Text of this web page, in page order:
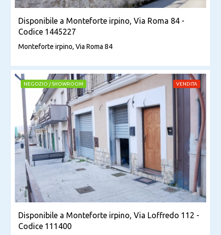
Disponibile a Monteforte irpino, Via Roma 84 -
Codice 1445227
Monteforte irpino, Via Roma 84
NEGOZIO / SHOWROOM VENDITA
Disponibile a Monteforte irpino, Via Loffredo 112 -
Codice 111400